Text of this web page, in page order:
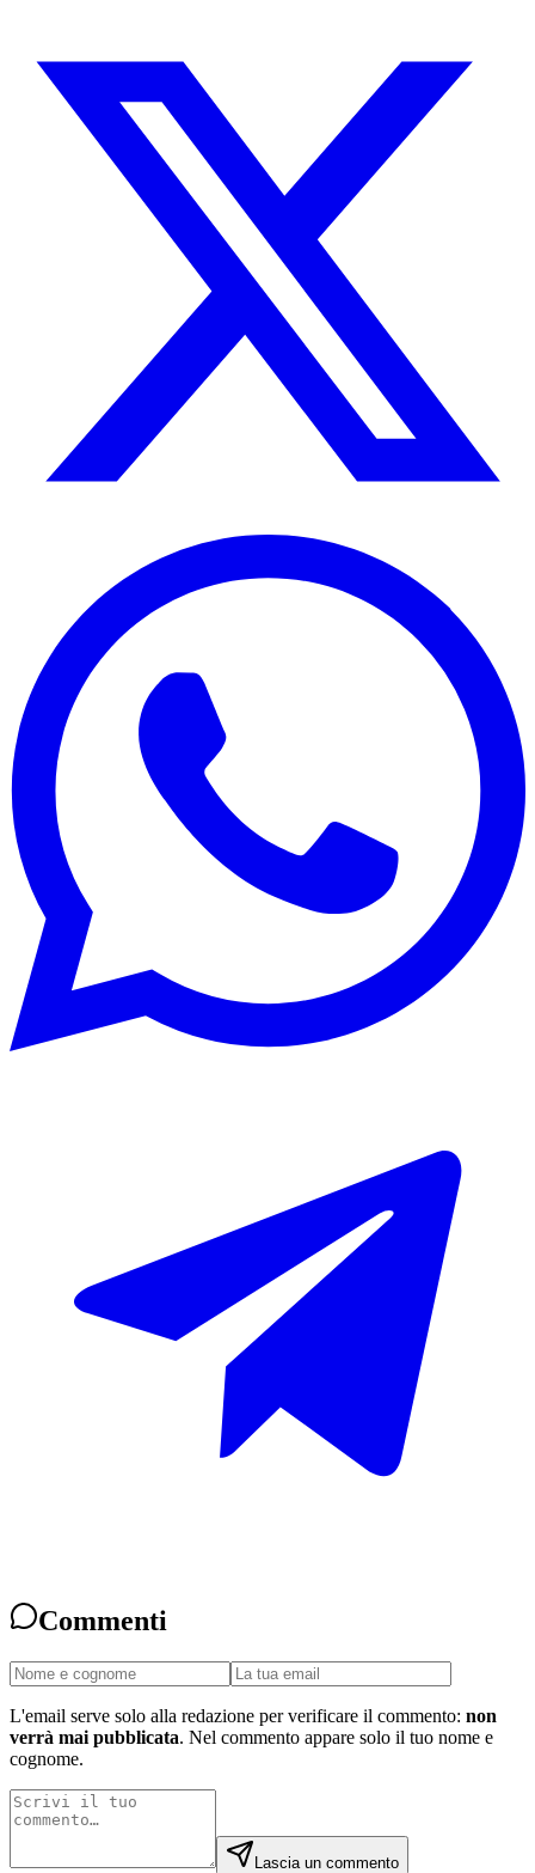
Commenti
L'email serve solo alla redazione per verificare il commento: non
verrà mai pubblicata. Nel commento appare solo il tuo nome e
cognome.
Lascia un commento